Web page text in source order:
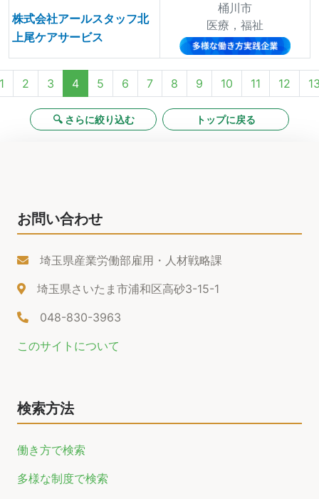
株式会社アールスタッフ北
上尾ケアサービス
桶川市
医療，福祉
2 3 4 5 6 7 8 9 10 11 12
🔍 さらに絞り込む トップに戻る
お問い合わせ
埼玉県産業労働部雇用・人材戦略課
埼玉県さいたま市浦和区高砂3-15-1
048-830-3963
このサイトについて
検索方法
働き方で検索
多様な制度で検索